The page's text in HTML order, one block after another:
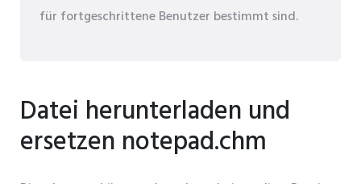
für fortgeschrittene Benutzer bestimmt sind.
Datei herunterladen und
ersetzen notepad.chm